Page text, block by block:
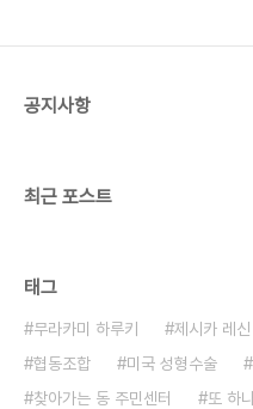
공지사항
최근 포스트
태그
무라카미 하루키 제시카 레신
협동조합
미국 성형수술
찾아가는 동 주민센터
또 하